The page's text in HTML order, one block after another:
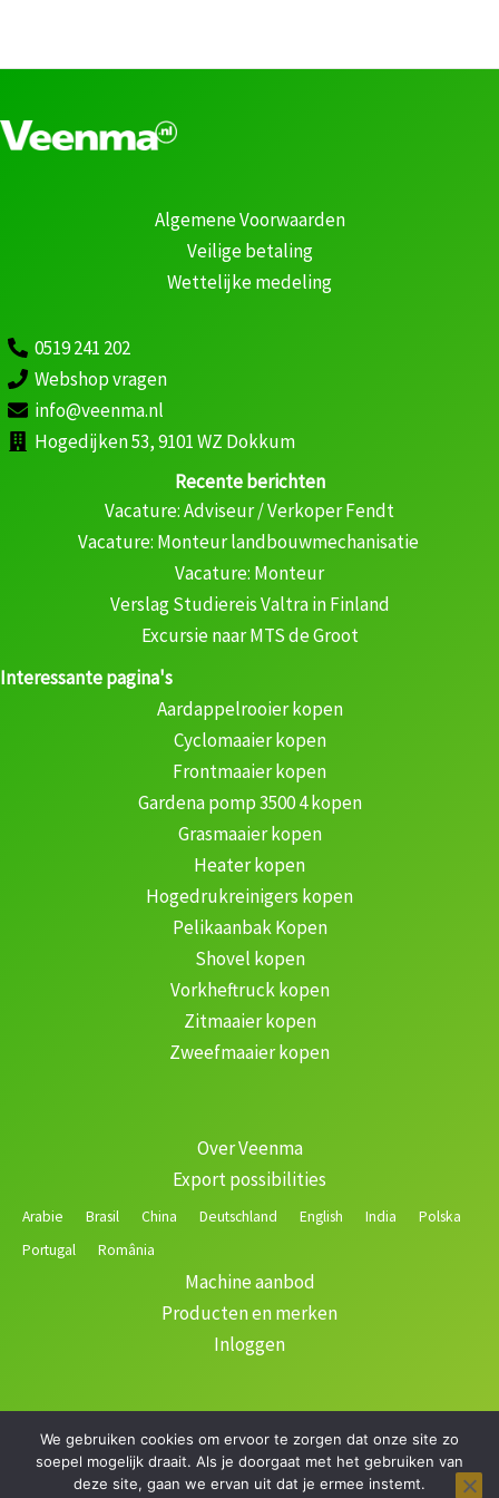
Algemene Voorwaarden
Veilige betaling
Wettelijke medeling
0519 241 202
Webshop vragen
info@veenma.nl
Hogedijken 53, 9101 WZ Dokkum
Recente berichten
Vacature: Adviseur / Verkoper Fendt
Vacature: Monteur landbouwmechanisatie
Vacature: Monteur
Verslag Studiereis Valtra in Finland
Excursie naar MTS de Groot
Interessante pagina's
Aardappelrooier kopen
Cyclomaaier kopen
Frontmaaier kopen
Gardena pomp 3500 4 kopen
Grasmaaier kopen
Heater kopen
Hogedrukreinigers kopen
Pelikaanbak Kopen
Shovel kopen
Vorkheftruck kopen
Zitmaaier kopen
Zweefmaaier kopen
Over Veenma
Export possibilities
Arabie Brasil China Deutschland English India
Polska
Portugal
România
Machine aanbod
Producten en merken
Inloggen
Copyright © 2026 Veenma | Gerealiseerd door
We gebruiken cookies om ervoor te zorgen dat onze site zo
soepel mogelijk draait. Als je doorgaat met het gebruiken van
deze site, gaan we ervan uit dat je ermee instemt.